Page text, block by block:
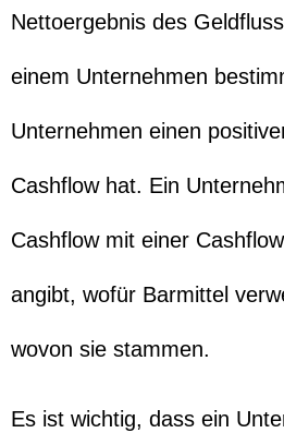
Nettoergebnis des
einem Unternehmen
Unternehmen einen
Cashflow hat. Ein
Cashflow mit einer
angibt, wofür Barmittel
wovon sie stammen.
Es ist wichtig, dass ein